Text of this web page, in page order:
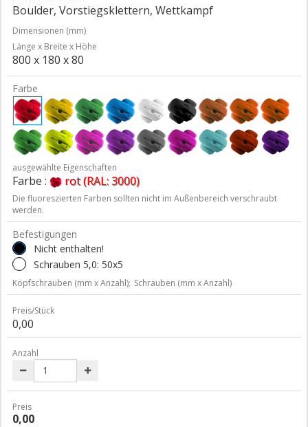
Boulder, Vorstiegsklettern, Wettkampf
Dimensionen (mm)
Länge x Breite x Höhe
800 x 180 x 80
Farbe
ausgewählte Eigenschaften
Farbe : rot (RAL: 3000)
Die fluoreszierten Farben sollten nicht im Außenbereich verschraubt
werden.
Befestigungen
Nicht enthalten!
Schrauben 5,0: 50x5
Kopfschrauben (mm x Anzahl); Schrauben (mm x Anzahl)
Preis/Stück
0,00
Anzahl
Preis
0,00